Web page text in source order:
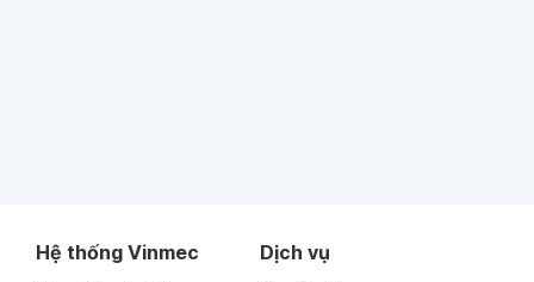
Hệ thống Vinmec Dịch vụ